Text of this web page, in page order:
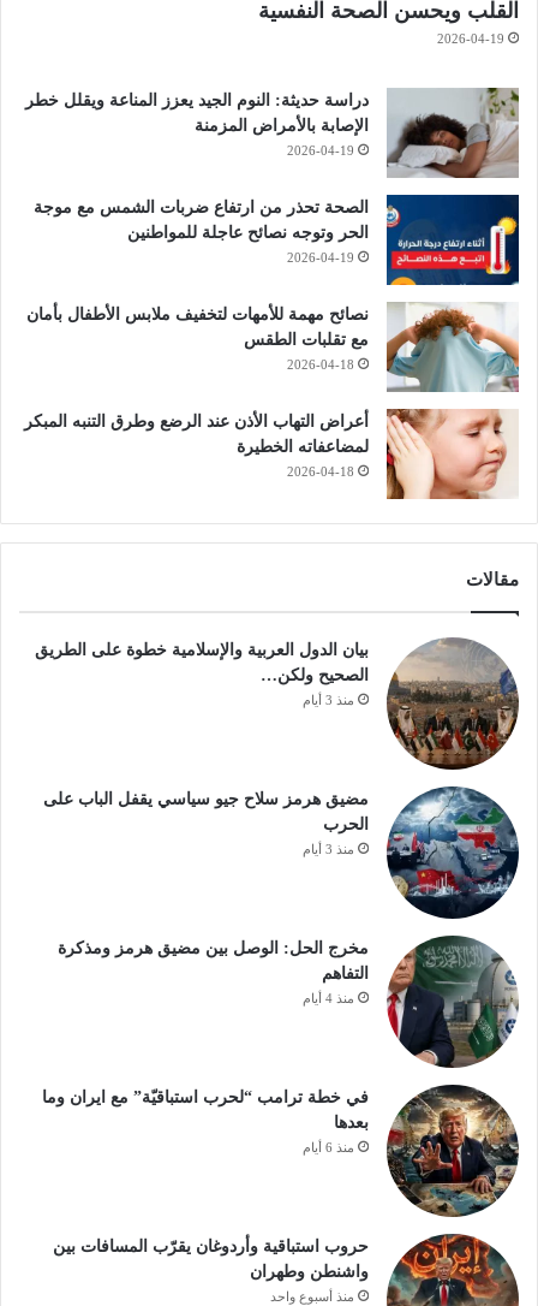
القلب ويحسن الصحة النفسية
2026-04-19
دراسة حديثة: النوم الجيد يعزز المناعة ويقلل خطر
الإصابة بالأمراض المزمنة
2026-04-19
الصحة تحذر من ارتفاع ضربات الشمس مع موجة
الحر وتوجه نصائح عاجلة للمواطنين
2026-04-19
نصائح مهمة للأمهات لتخفيف ملابس الأطفال بأمان
مع تقلبات الطقس
2026-04-18
أعراض التهاب الأذن عند الرضع وطرق التنبه المبكر
لمضاعفاته الخطيرة
2026-04-18
مقالات
بيان الدول العربية والإسلامية خطوة على الطريق
الصحيح ولكن…
منذ 3 أيام
مضيق هرمز سلاح جيو سياسي يقفل الباب على
الحرب
منذ 3 أيام
مخرج الحل: الوصل بين مضيق هرمز ومذكرة
التفاهم
منذ 4 أيام
في خطة ترامب “لحرب استباقيّة” مع ايران وما
بعدها
منذ 6 أيام
حروب استباقية وأردوغان يقرّب المسافات بين
واشنطن وطهران
منذ أسبوع واحد